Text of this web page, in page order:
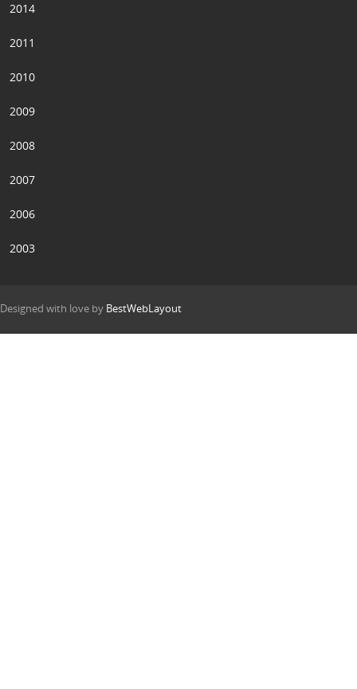
2014
2011
2010
2009
2008
2007
2006
2003
Designed with love by BestWebLayout